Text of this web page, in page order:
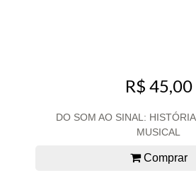
R$ 45,00
DO SOM AO SINAL:
MUSICAL
Comprar